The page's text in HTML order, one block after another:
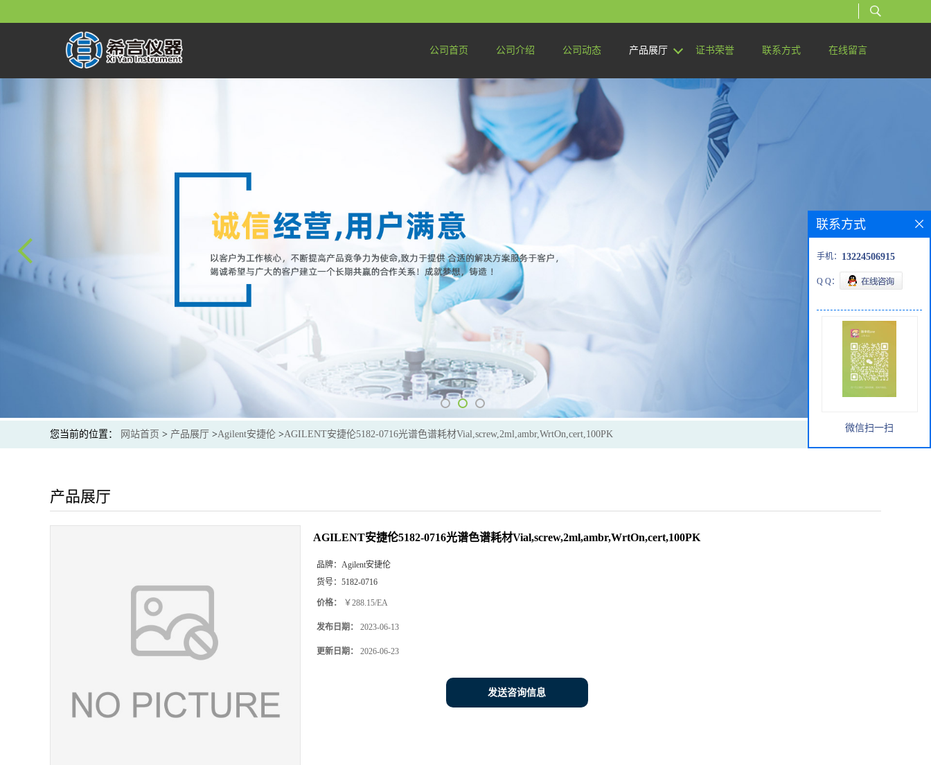
公司首页 公司介绍 公司动态 产品展厅 证书荣誉 联系方式 在线留言
您当前的位置： 网站首页 > 产品展厅 >Agilent安捷伦 >AGILENT安捷伦5182-0716光谱色谱耗材Vial,screw,2ml,ambr,WrtOn,cert,100PK
产品展厅
AGILENT安捷伦5182-0716光谱色谱耗材Vial,screw,2ml,ambr,WrtOn,cert,100PK
品牌： Agilent安捷伦
货号： 5182-0716
价格： ￥288.15/EA
发布日期： 2023-06-13
更新日期： 2026-06-23
发送咨询信息
联系方式
手机： 13224506915
Q Q：
微信扫一扫